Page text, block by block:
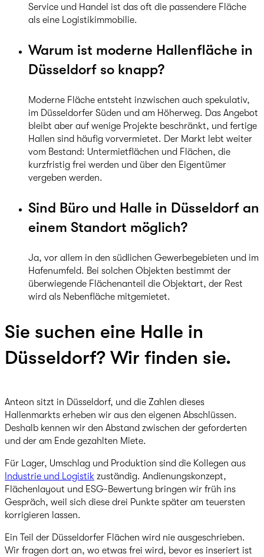
Service und Handel ist das oft die passendere Fläche
als eine Logistikimmobilie.
Warum ist moderne Hallenfläche in
Düsseldorf so knapp?
Moderne Fläche entsteht inzwischen auch spekulativ,
im Düsseldorfer Süden und am Höherweg. Das Angebot
bleibt aber auf wenige Projekte beschränkt, und fertige
Hallen sind häufig vorvermietet. Der Markt lebt weiter
vom Bestand: Untermietflächen und Flächen, die
kurzfristig frei werden und über den Eigentümer
vergeben werden.
Sind Büro und Halle in Düsseldorf an
einem Standort möglich?
Ja, vor allem in den südlichen Gewerbegebieten und im
Hafenumfeld. Bei solchen Objekten bestimmt der
überwiegende Flächenanteil die Objektart, der Rest
wird als Nebenfläche mitgemietet.
Sie suchen eine Halle in
Düsseldorf? Wir finden sie.
Anteon sitzt in Düsseldorf, und die Zahlen dieses
Hallenmarkts erheben wir aus den eigenen Abschlüssen.
Deshalb kennen wir den Abstand zwischen der geforderten
und der am Ende gezahlten Miete.
Für Lager, Umschlag und Produktion sind die Kollegen aus
Industrie und Logistik zuständig. Andienungskonzept,
Flächenlayout und ESG-Bewertung bringen wir früh ins
Gespräch, weil sich diese drei Punkte später am teuersten
korrigieren lassen.
Ein Teil der Düsseldorfer Flächen wird nie ausgeschrieben.
Wir fragen dort an, wo etwas frei wird, bevor es inseriert ist